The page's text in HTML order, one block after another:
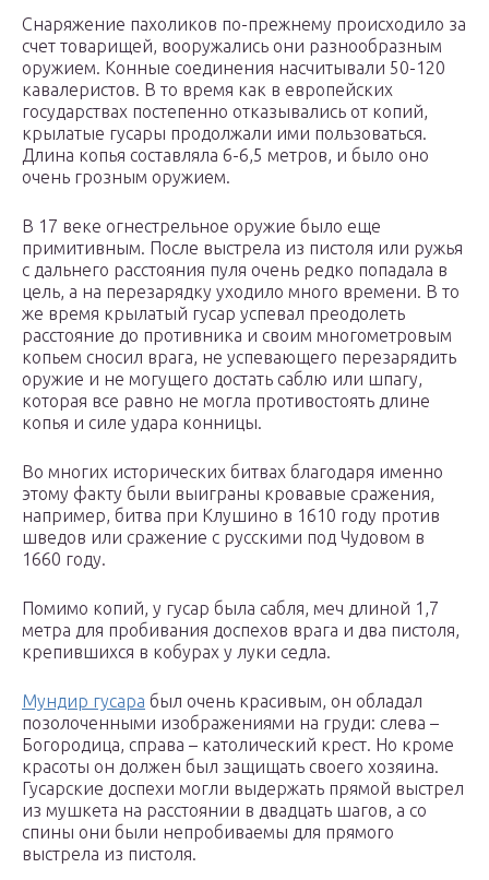
Снаряжение пахоликов по-прежнему происходило за
счет товарищей, вооружались они разнообразным
оружием. Конные соединения насчитывали 50-120
кавалеристов. В то время как в европейских
государствах постепенно отказывались от копий,
крылатые гусары продолжали ими пользоваться.
Длина копья составляла 6-6,5 метров, и было оно
очень грозным оружием.
В 17 веке огнестрельное оружие было еще
примитивным. После выстрела из пистоля или ружья
с дальнего расстояния пуля очень редко попадала в
цель, а на перезарядку уходило много времени. В то
же время крылатый гусар успевал преодолеть
расстояние до противника и своим многометровым
копьем сносил врага, не успевающего перезарядить
оружие и не могущего достать саблю или шпагу,
которая все равно не могла противостоять длине
копья и силе удара конницы.
Во многих исторических битвах благодаря именно
этому факту были выиграны кровавые сражения,
например, битва при Клушино в 1610 году против
шведов или сражение с русскими под Чудовом в
1660 году.
Помимо копий, у гусар была сабля, меч длиной 1,7
метра для пробивания доспехов врага и два пистоля,
крепившихся в кобурах у луки седла.
Мундир гусара был очень красивым, он обладал
позолоченными изображениями на груди: слева –
Богородица, справа – католический крест. Но кроме
красоты он должен был защищать своего хозяина.
Гусарские доспехи могли выдержать прямой выстрел
из мушкета на расстоянии в двадцать шагов, а со
спины они были непробиваемы для прямого
выстрела из пистоля.